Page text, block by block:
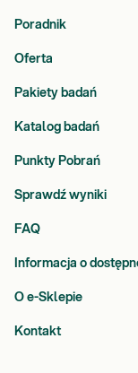
Poradnik
Oferta
Pakiety badań
Katalog badań
Punkty Pobrań
Sprawdź wyniki
FAQ
Informacja o
O e-Sklepie
Kontakt